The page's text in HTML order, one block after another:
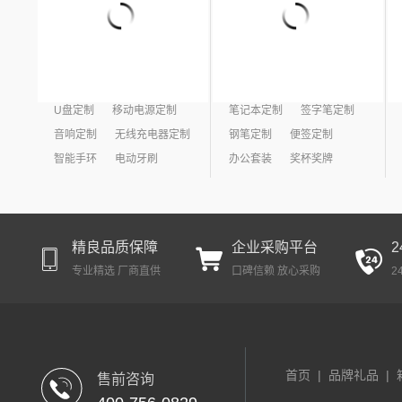
U盘定制
移动电源定制
音响定制
无线充电器定制
智能手环
电动牙刷
笔记本定制
签字笔定制
钢笔定制
便签定制
办公套装
奖杯奖牌
精良品质保障
专业精选 厂商直供
企业采购平台
口碑信赖 放心采购
售前咨询 首页 | 品牌礼品 |